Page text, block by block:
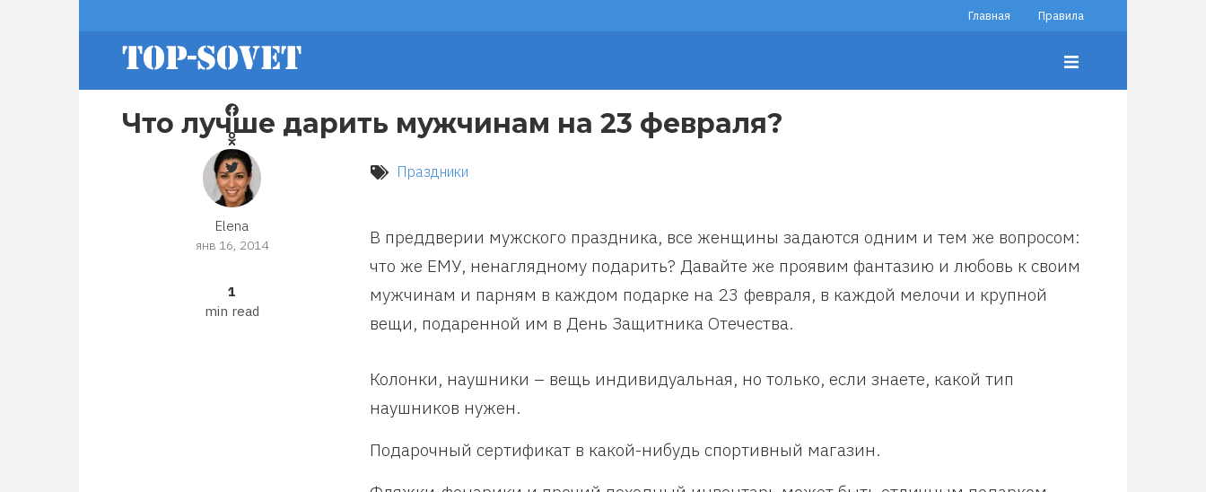
footer
menu
Главная Правила
Что лучше дарить мужчинам на 23 февраля?
Elena
янв 16, 2014
1
min read
Праздники
В преддверии мужского праздника, все женщины задаются одним и тем же вопросом:
что же ЕМУ, ненаглядному подарить? Давайте же проявим фантазию и любовь к своим
мужчинам и парням в каждом подарке на 23 февраля, в каждой мелочи и крупной
вещи, подаренной им в День Защитника Отечества.
Колонки, наушники – вещь индивидуальная, но только, если знаете, какой тип
наушников нужен.
Подарочный сертификат в какой-нибудь спортивный магазин.